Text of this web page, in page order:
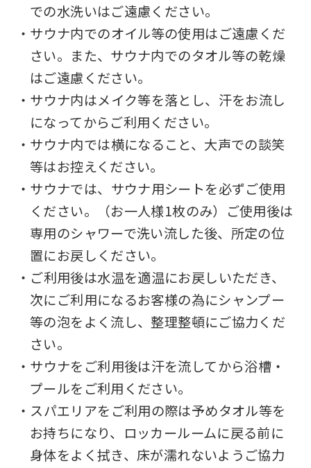
での水洗いはご遠慮ください。
・サウナ内でのオイル等の使用はご遠慮くだ
さい。また、サウナ内でのタオル等の乾燥
はご遠慮ください。
・サウナ内はメイク等を落とし、汗をお流し
になってからご利用ください。
・サウナ内では横になること、大声での談笑
等はお控えください。
・サウナでは、サウナ用シートを必ずご使用
ください。（お一人様1枚のみ）ご使用後は
専用のシャワーで洗い流した後、所定の位
置にお戻しください。
・ご利用後は水温を適温にお戻しいただき、
次にご利用になるお客様の為にシャンプー
等の泡をよく流し、整理整頓にご協力くだ
さい。
・サウナをご利用後は汗を流してから浴槽・
プールをご利用ください。
・スパエリアをご利用の際は予めタオル等を
お持ちになり、ロッカールームに戻る前に
身体をよく拭き、床が濡れないようご協力
Central
Sports
official
is
automatically
translated
English.
Click
the
below
(start
automatic
to
return
to
the
top